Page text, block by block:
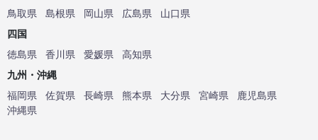
鳥取県
島根県 岡山県 広島県
山口県
四国
徳島県
香川県 愛媛県
高知県
九州・沖縄
福岡県
佐賀県 長崎県 熊本県 大分県 宮崎県
鹿児島県
沖縄県